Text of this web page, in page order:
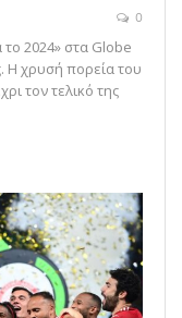
0
2024» στα Globe
H χρυσή πορεία του
τον τελικό της